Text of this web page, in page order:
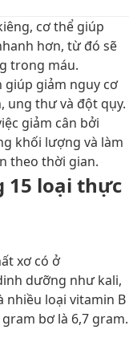
cơ thể giúp
hơn, từ đó sẽ
trong máu.
giảm nguy cơ
ung thư và đột qụy.
giảm cân bởi
khối lượng và làm
theo thời gian.
15 loại thực
xơ có ở
dưỡng như kali,
nhiều loại vitamin B
bơ là 6,7 gram.